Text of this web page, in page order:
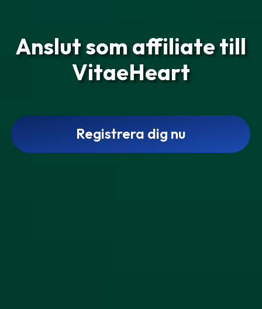
Anslut som affiliate till
VitaeHeart
Registrera dig nu